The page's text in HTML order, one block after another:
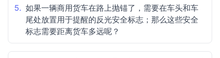
5. 如果一辆商用货车在路上抛锚了，需要在车头和车
尾处放置用于提醒的反光安全标志；那么这些安全
标志需要距离货车多远呢？